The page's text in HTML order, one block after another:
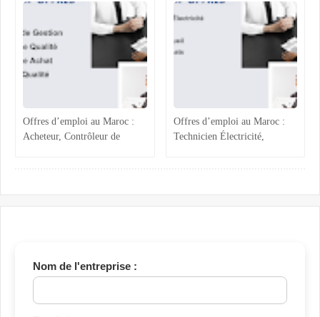
Administratif
Offres d’emploi au Maroc :
Acheteur, Contrôleur de
Offres d’emploi au Maroc :
Technicien Électricité,
Nom de l'entreprise :